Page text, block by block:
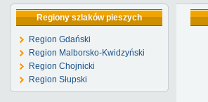
Regiony szlaków pieszych
Region Gdański
Region Malborsko-Kwidzyński
Region Chojnicki
Region Słupski